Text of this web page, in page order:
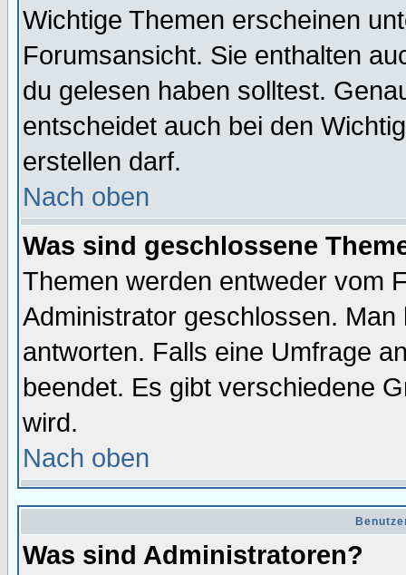
Wichtige Themen erscheinen
Forumsansicht. Sie enthalten
du gelesen haben solltest.
entscheidet auch bei den
erstellen darf.
Nach oben
Was sind geschlossene
Themen werden entweder vom
Administrator geschlossen.
antworten. Falls eine Umfrage
beendet. Es gibt verschiedene
wird.
Nach oben
Was sind Administratoren?